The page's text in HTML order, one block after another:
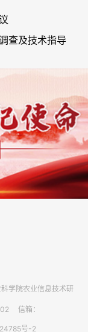
查及技术指导
学院农业信息技术研
信箱：
号-2